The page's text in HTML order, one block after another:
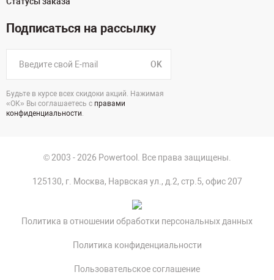
Подписаться на рассылку
OK
Будьте в курсе всех скидоки акций. Нажимая
«ОК» Вы соглашаетесь с правами
конфиденциальности.
© 2003 - 2026 Powertool. Все права защищены.
125130, г. Москва, Нарвская ул., д.2, стр.5, офис 207
Политика в отношении обработки персональных данных
Политика конфиденциальности
Пользовательское соглашение